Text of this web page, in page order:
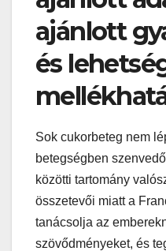
ajánlott
és
Sok cukorbeteg nem
betegségben
közötti tartomány
összetevői miatt a
tanácsolja az
szövődményeket, és